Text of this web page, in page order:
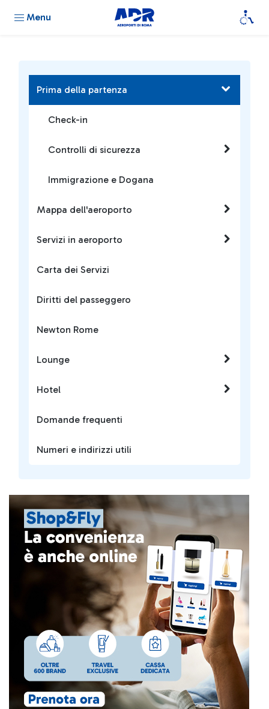
Menu
Prima della partenza
Check-in
Controlli di sicurezza
Immigrazione e Dogana
Mappa dell'aeroporto
Servizi in aeroporto
Carta dei Servizi
Diritti del passeggero
Newton Rome
Lounge
Hotel
Domande frequenti
Numeri e indirizzi utili